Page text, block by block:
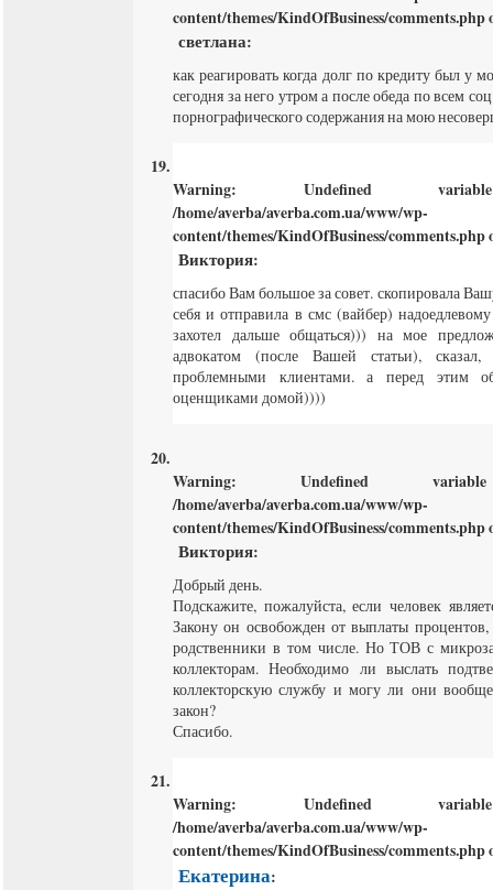
content/themes/KindOfBusiness/comments.php
светлана:
как реагировать когда долг по кредиту был у
сегодня за него утром а после обеда по всем
порнографического содержания на мою
Warning: Undefined
/home/averba/averba.com.ua/www/wp-
content/themes/KindOfBusiness/comments.php
Виктория:
спасибо Вам большое за совет. скопировала
себя и отправила в смс (вайбер)
захотел дальше общаться))) на мое
адвокатом (после Вашей статьи),
проблемными клиентами. а перед этим
оценщиками домой))))
Warning: Undefined
/home/averba/averba.com.ua/www/wp-
content/themes/KindOfBusiness/comments.php
Виктория:
Добрый день.
Подскажите, пожалуйста, если человек
Закону он освобожден от выплаты
родственники в том числе. Но ТОВ с
коллекторам. Необходимо ли выслать
коллекторскую службу и могу ли они вообще
закон?
Спасибо.
Warning: Undefined
/home/averba/averba.com.ua/www/wp-
content/themes/KindOfBusiness/comments.php
Екатерина: